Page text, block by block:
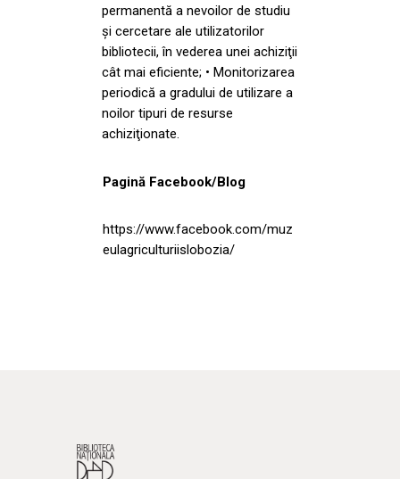
permanentă a nevoilor de studiu
şi cercetare ale utilizatorilor
bibliotecii, în vederea unei achiziţii
cât mai eficiente; • Monitorizarea
periodică a gradului de utilizare a
noilor tipuri de resurse
achiziţionate.
Pagină Facebook/Blog
https://www.facebook.com/muz
eulagriculturiislobozia/